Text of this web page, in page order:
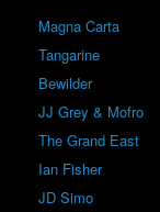
Magna Carta
Tangarine
Bewilder
JJ Grey & Mofro
The Grand East
Ian Fisher
JD Simo